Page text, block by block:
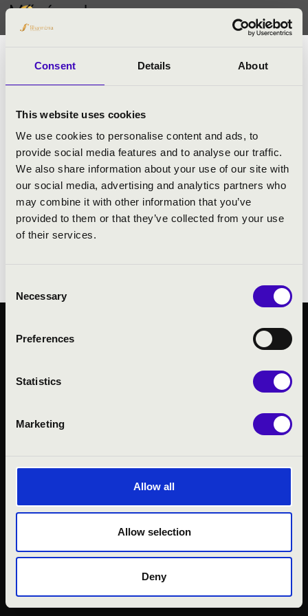
Consent Details About
This website uses cookies
We use cookies to personalise content and ads, to
provide social media features and to analyse our traffic.
We also share information about your use of our site with
our social media, advertising and analytics partners who
may combine it with other information that you’ve
provided to them or that they’ve collected from your use
of their services.
Selection
Necessary
Preferences
Statistics
Marketing
Allow all
Allow selection
Deny
Művészek
Homor Máté
Máté, aki szintén alapító tagja az együttesnek, a
találkozott. Tizenegy éven át járt a Kodály Zoltán Magyar
Kórusiskolába, amelynek kórusaival már gyermekként
számos díjat nyert szerte a világon. Ének-zene-karvezetés
szakos diplomáját egyházzenei tanulmányokkal egészítette
ki. Bár éveken át csak titkos álma volt a jazzéneklés, mára
az egész acapella-világ számon tartja magyar jazz-basszust
bőgő-hangszínéért és a swing-érzetéért, amit mellesleg
KÖZÉRDEKŰ ADATOK
© 2026 FILHARMÓNIA MAGYARORSZÁG